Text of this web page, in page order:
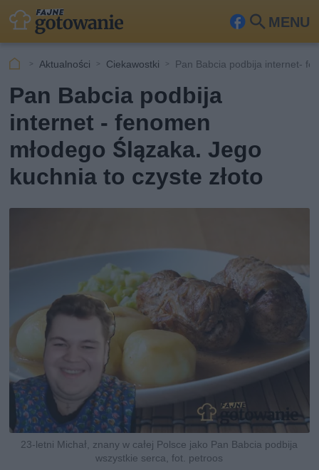
MENU
Fa
ook
Szu
kaj
Aktualności Ciekawostki Pan Babcia podbija internet-
Pan Babcia podbija
internet - fenomen
młodego Ślązaka. Jego
kuchnia to czyste złoto
23-letni Michał, znany w całej Polsce jako Pan Babcia podbija
wszystkie serca, fot. petroos